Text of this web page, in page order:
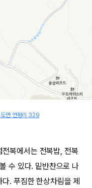
도면 연평리 329
복에서는 전복밥, 전복
수 있다. 밑반찬으로 나
. 푸짐한 한상차림을 제